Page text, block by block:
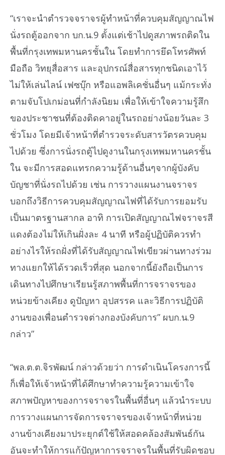
“เราจะนำตำรวจจราจรผู้ทำหน้าที่ควบคุมสัญญาณไฟ
นั่งรถตู้ออกจาก บก.น.9 ตั้งแต่เช้าไปดูสภาพรถติดใน
พื้นที่กรุงเทพมหานครชั้นใน โดยทำการยึดโทรศัพท์
มือถือ วิทยุสื่อสาร และอุปกรณ์สื่อสารทุกชนิดเอาไว้
ไม่ให้เล่นไลน์ เฟซบุ๊ก หรือแอพลิเคชั่นอื่นๆ แม้กระทั่ง
ตามจับโปเกม่อนที่กำลังนิยม เพื่อให้เข้าใจความรู้สึก
ของประชาชนที่ต้องติดคาอยู่ในรถอย่างน้อยวันละ 3
ชั่วโมง โดยมีเจ้าหน้าที่ตำรวจระดับสารวัตรควบคุม
ไปด้วย ซึ่งการนั่งรถตู้ไปดูงานในกรุงเทพมหานครชั้น
ใน จะมีการสอดแทรกความรู้ด้านอื่นๆจากผู้บังคับ
บัญชาที่นั่งรถไปด้วย เช่น การวางแผนงานจราจร
บอกถึงวิธีการควบคุมสัญญาณไฟที่ได้รับการยอมรับ
เป็นมาตรฐานสากล อาทิ การเปิดสัญญาณไฟจราจรสี
แดงต้องไม่ให้เกินฝั่งละ 4 นาที หรือผู้ปฏิบัติควรทำ
อย่างไรให้รถฝั่งที่ได้รับสัญญาณไฟเขียวผ่านทางร่วม
ทางแยกให้ได้รวดเร็วที่สุด นอกจากนี้ยังถือเป็นการ
เดินทางไปศึกษาเรียนรู้สภาพพื้นที่การจราจรของ
หน่วยข้างเคียง ดูปัญหา อุปสรรค และวิธีการปฏิบัติ
งานของเพื่อนตำรวจต่างกองบังคับการ” ผบก.น.9
กล่าว”
“พล.ต.ต.จิรพัฒน์ กล่าวด้วยว่า การดำเนินโครงการนี้
ก็เพื่อให้เจ้าหน้าที่ได้ศึกษาทำความรู้ความเข้าใจ
สภาพปัญหาของการจราจรในพื้นที่อื่นๆ แล้วนำระบบ
การวางแผนการจัดการจราจรของเจ้าหน้าที่หน่วย
งานข้างเคียงมาประยุกต์ใช้ให้สอดคล้องสัมพันธ์กัน
อันจะทำให้การแก้ปัญหาการจราจรในพื้นที่รับผิดชอบ